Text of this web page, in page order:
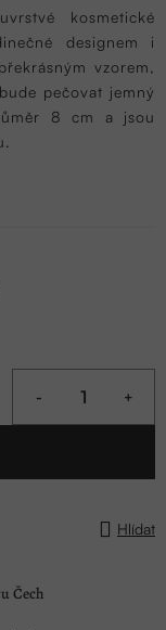
kosmetické
designem i
vzorem,
pečovat jemný
8 cm a jsou
Hlídat
Čech